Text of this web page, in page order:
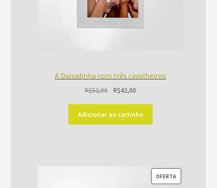
A Danadinha com três cavalheiros
R$52,00
original
era:
R$42,00O
atual
é:
Adicionar ao carrinho
OFERTAPRODUTO